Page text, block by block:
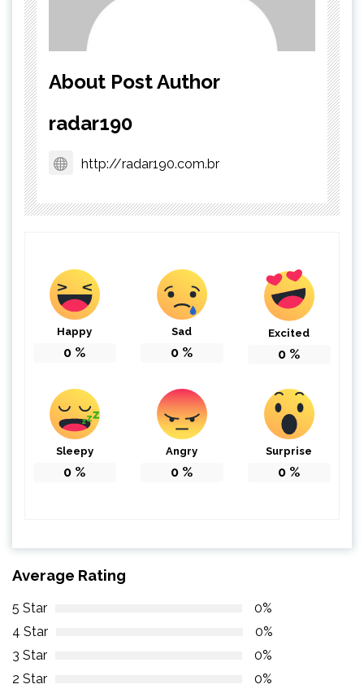
About Post Author
radar190
http://radar190.com.br
Happy
0 %
Sad
0 %
Excited
0 %
Sleepy
0 %
Angry
0 %
Surprise
0 %
Average Rating
5 Star
0%
4 Star
0%
3 Star
0%
2 Star
0%